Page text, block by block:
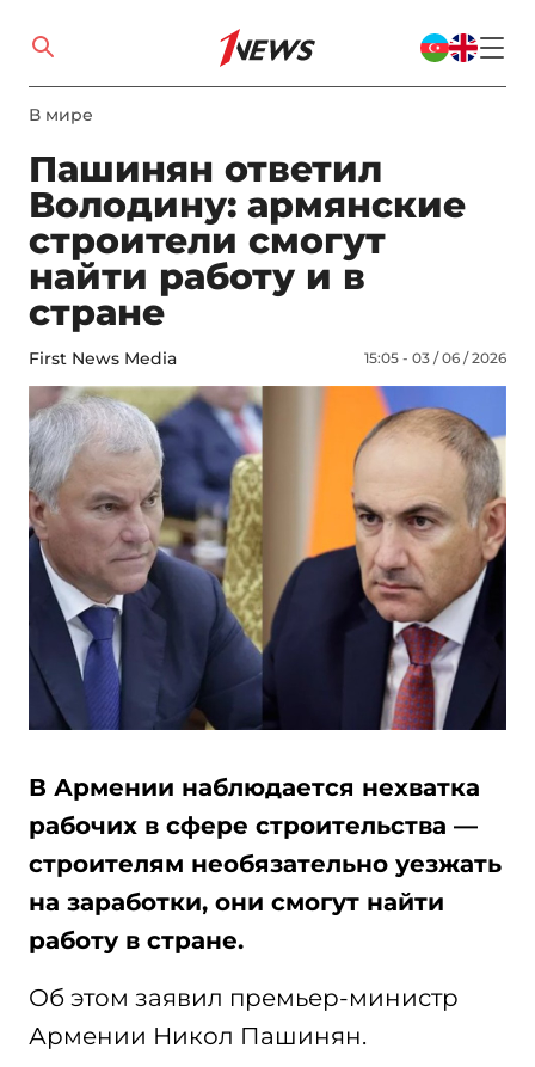
В мире
Пашинян ответил
Володину: армянские
строители смогут
найти работу и в
стране
First News Media 15:05 - 03 / 06 / 2026
В Армении наблюдается нехватка
рабочих в сфере строительства —
строителям необязательно уезжать
на заработки, они смогут найти
работу в стране.
Об этом заявил премьер-министр
Армении Никол Пашинян.